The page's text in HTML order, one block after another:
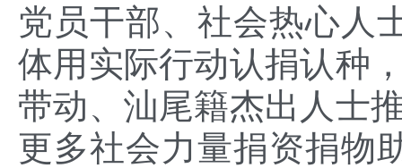
党员干部、社会热心人
体用实际行动认捐认种
带动、汕尾籍杰出人士
更多社会力量捐资捐物